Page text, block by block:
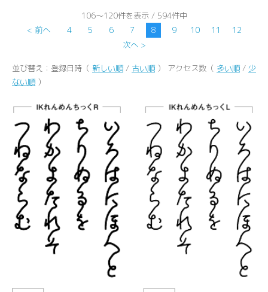
106～120件を表示 / 594件中
< 前へ
4 5 6 7 8 9 10 11
12
次へ >
並び替え：登録日時（ 新しい順 / 古い順 ） アクセス数（ 多い順 / 少
ない順 ）